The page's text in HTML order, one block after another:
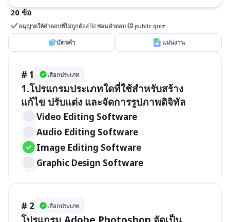
20 ข้อ
อนุญาตให้คำตอบที่ไม่ถูกต้อง ซ่อนคำตอบ public quiz
บัตรคำ แผ่นงาน
# 1 เลือกประเภท
1.โปรแกรมประเภทใดที่ใช้สำหรับสร้าง
แก้ไข ปรับแต่ง และจัดการรูปภาพดิจิทัล
Video Editing Software
Audio Editing Software
Image Editing Software
Graphic Design Software
# 2 เลือกประเภท